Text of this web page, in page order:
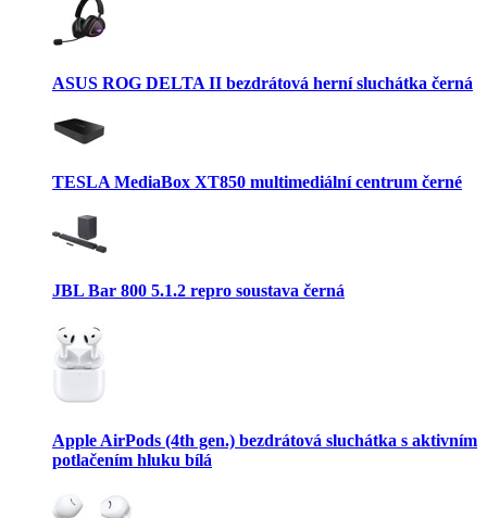
ASUS ROG DELTA II bezdrátová herní sluchátka černá
TESLA MediaBox XT850 multimediální centrum černé
JBL Bar 800 5.1.2 repro soustava černá
Apple AirPods (4th gen.) bezdrátová sluchátka s aktivním
potlačením hluku bílá